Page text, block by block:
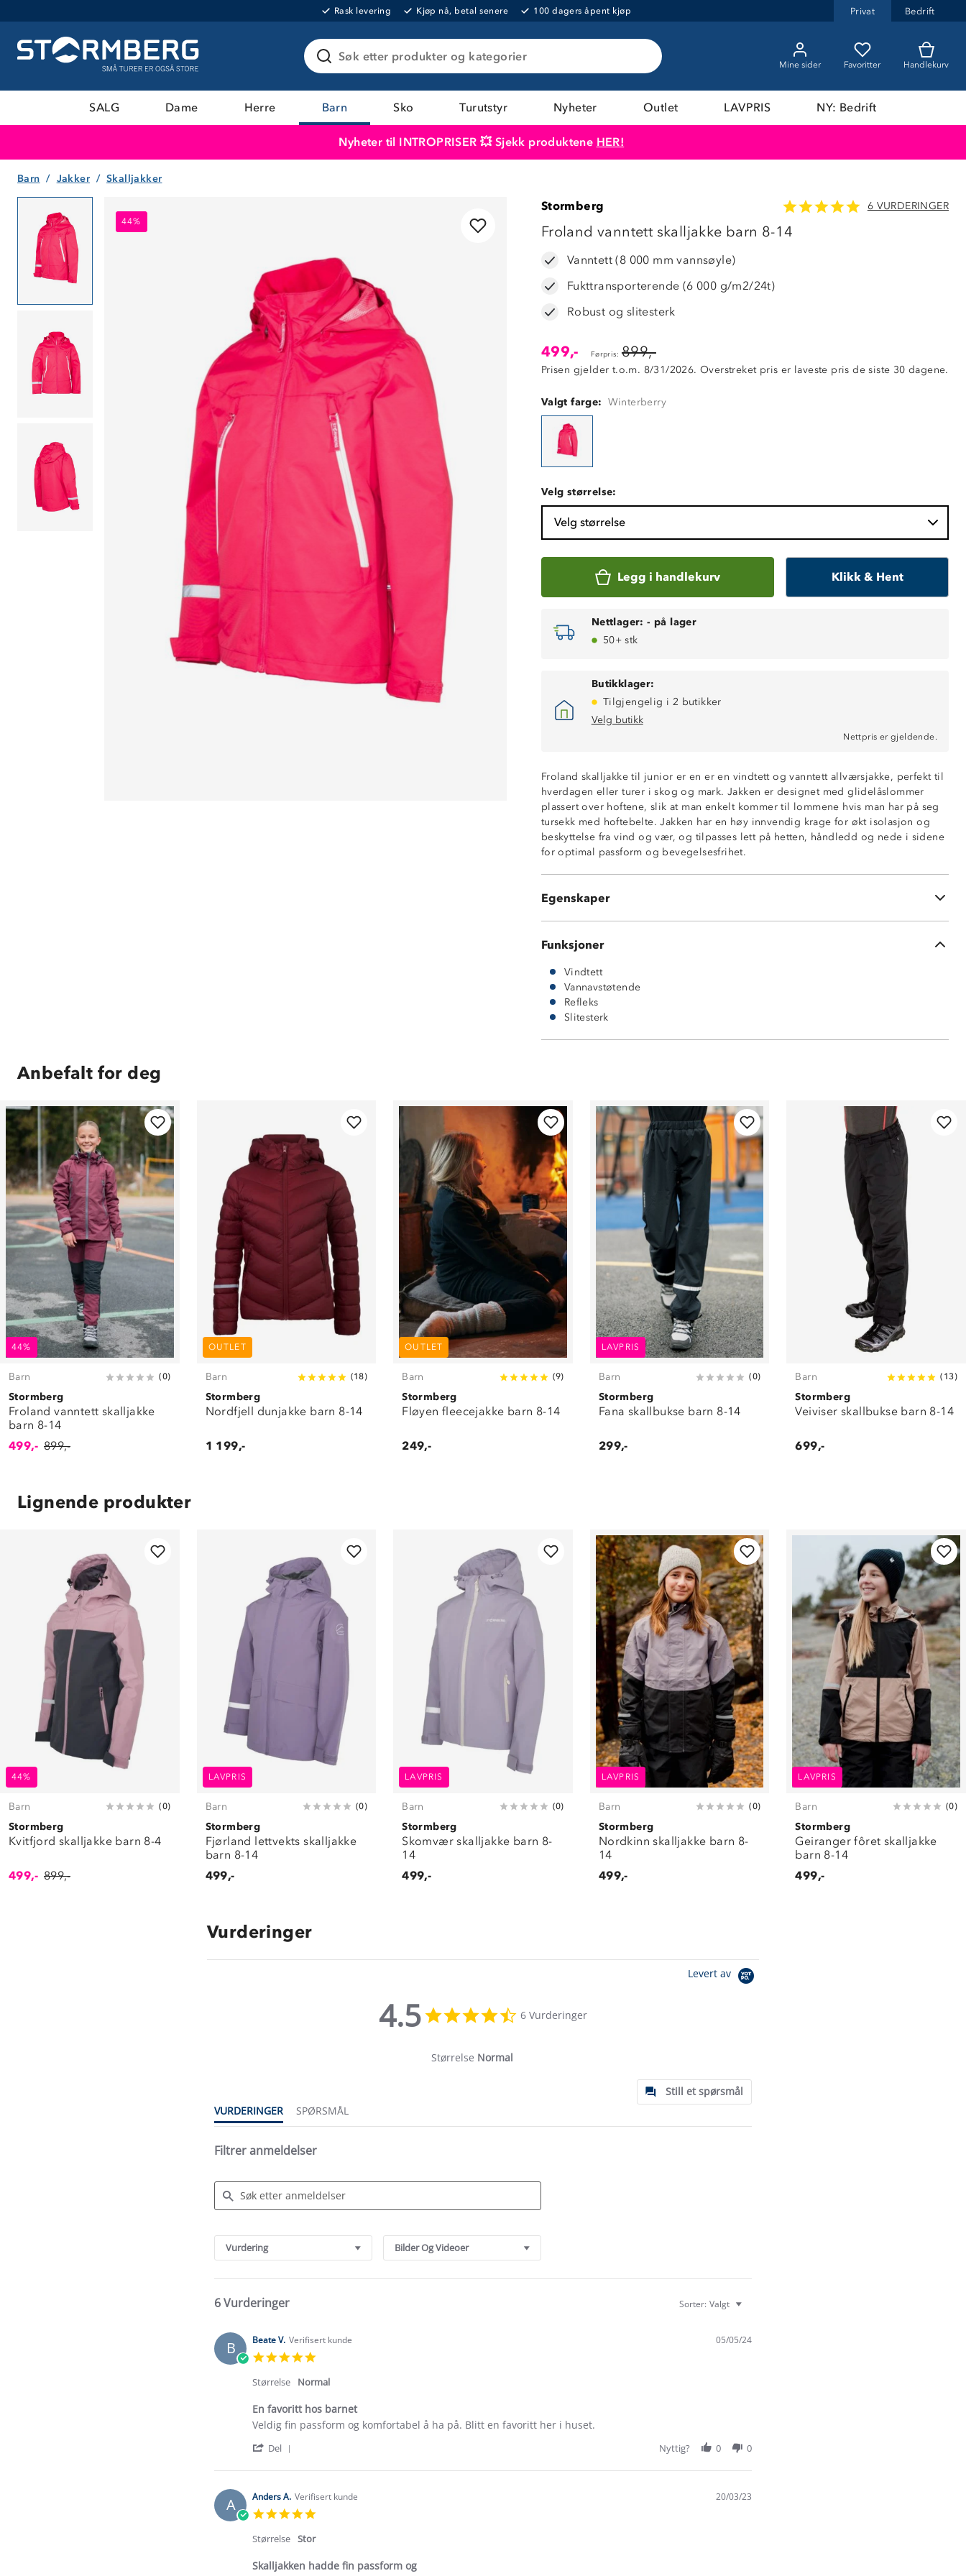
Rask levering Kjøp nå, betal senere 100 dagers åpent kjøp Privat Bedrift
Søk etter produkter og kategorier
Mine sider Favoritter Handlekurv
SALG Dame Herre Barn Sko Turutstyr Nyheter Outlet LAVPRIS NY: Bedrift
Nyheter til INTROPRISER 💥 Sjekk produktene HER!
Barn Jakker Skalljakker
44%
44%
Stormberg 6 VURDERINGER
Froland vanntett skalljakke barn 8-14
Vanntett (8 000 mm vannsøyle)
Fukttransporterende (6 000 g/m2/24t)
Robust og slitesterk
499,- Førpris: 899,-
Prisen gjelder t.o.m. 8/31/2026. Overstreket pris er laveste pris de siste 30 dagene.
Valgt farge: Winterberry
Velg størrelse:
Velg størrelse
Legg i handlekurv Klikk & Hent
Nettlager: - på lager
50+ stk
Butikklager:
Tilgjengelig i 2 butikker
Velg butikk
Nettpris er gjeldende.
Froland skalljakke til junior er en er en vindtett og vanntett allværsjakke, perfekt til
hverdagen eller turer i skog og mark. Jakken er designet med glidelåslommer
plassert over hoftene, slik at man enkelt kommer til lommene hvis man har på seg
tursekk med hoftebelte. Jakken har en høy innvendig krage for økt isolasjon og
beskyttelse fra vind og vær, og tilpasses lett på hetten, håndledd og nede i sidene
for optimal passform og bevegelsesfrihet.
Egenskaper
Vanntett (8 000 mm vannsøyle)
Fukttransporterende (6 000 g/m2/24t)
Robust og slitesterk
Vannavstøtende glidelåser
To glidelåslommer tilpasset hoftebelte
Fast hette med justering rundt ansikt og i bakhodet
Enhåndsstramming nederst i sidene
Borrelåsjustering rundt håndledd
Hakebeskytter på glidelås
Refleksstripe på ermet
Funksjoner
Vindtett
Vannavstøtende
Refleks
Slitesterk
Anbefalt for deg
44%
Barn (0)
Stormberg
Froland vanntett skalljakke
barn 8-14
499,- 899,-
OUTLET
Barn (18)
Stormberg
Nordfjell dunjakke barn 8-14
1 199,-
OUTLET
Barn (9)
Stormberg
Fløyen fleecejakke barn 8-14
249,-
LAVPRIS
Barn (0)
Stormberg
Fana skallbukse barn 8-14
299,-
Barn ( 13)
Stormberg
Veiviser skallbukse barn 8-14
699,-
Lignende produkter
44%
Barn (0)
Stormberg
Kvitfjord skalljakke barn 8-4
499,- 899,-
LAVPRIS
Barn (0)
Stormberg
Fjørland lettvekts skalljakke
barn 8-14
499,-
LAVPRIS
Barn (0)
Stormberg
Skomvær skalljakke barn 8-
14
499,-
LAVPRIS
Barn (0)
Stormberg
Nordkinn skalljakke barn 8-
14
499,-
LAVPRIS
Barn (0)
Stormberg
Geiranger fôret skalljakke
barn 8-14
499,-
Vurderinger
Levert av
4.5
star
6 Vurderinger
Størrelse Normal
Still et spørsmål
VURDERINGER
SPØRSMÅL
Filtrer anmeldelser
Reviews
Vurdering Bilder Og Videoer
6 Vurderinger Sorter: Valgt
B Beate V. Verifisert kunde
rating
05/05/24
Størrelse Normal
En favoritt hos barnet
Review
Beate
on
May
2024
review
En
hos
Veldig fin passform og komfortabel å ha på. Blitt en favoritt her i huset.
Del
Review
Beate
V.
on
5
May
Nyttig? 0 0
A Anders A. Verifisert kunde 20/03/23
Størrelse Stor
Skalljakken hadde fin passform og